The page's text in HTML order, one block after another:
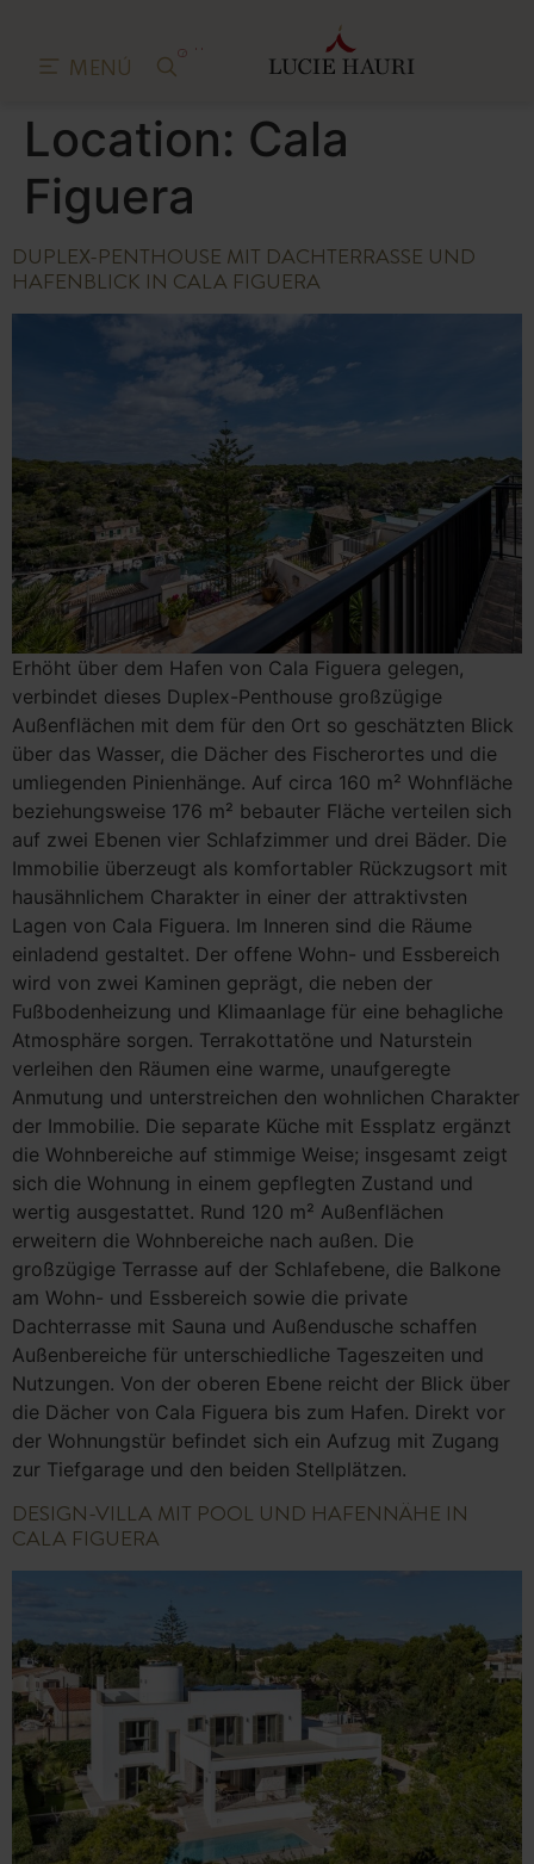
MENÚ
0
Location: Cala
Figuera
DUPLEX-PENTHOUSE MIT DACHTERRASSE UND
HAFENBLICK IN CALA FIGUERA
Erhöht über dem Hafen von Cala Figuera gelegen,
verbindet dieses Duplex-Penthouse großzügige
Außenflächen mit dem für den Ort so geschätzten Blick
über das Wasser, die Dächer des Fischerortes und die
umliegenden Pinienhänge. Auf circa 160 m² Wohnfläche
beziehungsweise 176 m² bebauter Fläche verteilen sich
auf zwei Ebenen vier Schlafzimmer und drei Bäder. Die
Immobilie überzeugt als komfortabler Rückzugsort mit
hausähnlichem Charakter in einer der attraktivsten
Lagen von Cala Figuera. Im Inneren sind die Räume
einladend gestaltet. Der offene Wohn- und Essbereich
wird von zwei Kaminen geprägt, die neben der
Fußbodenheizung und Klimaanlage für eine behagliche
Atmosphäre sorgen. Terrakottatöne und Naturstein
verleihen den Räumen eine warme, unaufgeregte
Anmutung und unterstreichen den wohnlichen Charakter
der Immobilie. Die separate Küche mit Essplatz ergänzt
die Wohnbereiche auf stimmige Weise; insgesamt zeigt
sich die Wohnung in einem gepflegten Zustand und
wertig ausgestattet. Rund 120 m² Außenflächen
erweitern die Wohnbereiche nach außen. Die
großzügige Terrasse auf der Schlafebene, die Balkone
am Wohn- und Essbereich sowie die private
Dachterrasse mit Sauna und Außendusche schaffen
Außenbereiche für unterschiedliche Tageszeiten und
Nutzungen. Von der oberen Ebene reicht der Blick über
die Dächer von Cala Figuera bis zum Hafen. Direkt vor
der Wohnungstür befindet sich ein Aufzug mit Zugang
zur Tiefgarage und den beiden Stellplätzen.
DESIGN-VILLA MIT POOL UND HAFENNÄHE IN
CALA FIGUERA